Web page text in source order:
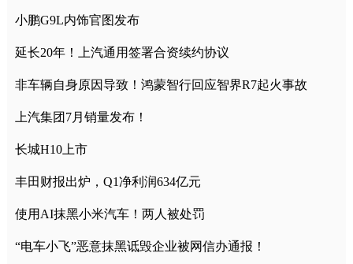
小鹏G9L内饰官图发布
延长20年！上汽通用签署合资续约协议
非车辆自身原因导致！鸿蒙智行回应智界R7起火事故
上汽集团7月销量发布！
长城H10上市
丰田财报出炉，Q1净利润634亿元
使用AI抹黑小米汽车！两人被处罚
“电车小飞”恶意抹黑诋毁企业被网信办通报！